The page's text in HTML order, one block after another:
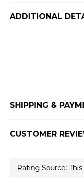
ADDITIONAL
SHIPPING &
CUSTOMER